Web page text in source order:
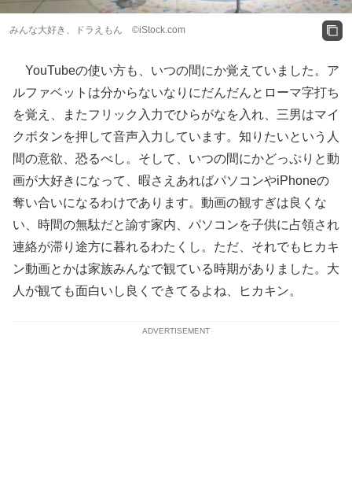
みんな大好き、ドラえもん ©iStock.com
YouTubeの使い方も、いつの間にか覚えていました。ア
ルファベットは分からないなりにだんだんとローマ字打ち
を覚え、またフリック入力でひらがなを入れ、三男はマイ
クボタンを押して音声入力しています。知りたいという人
間の意欲、恐るべし。そして、いつの間にかどっぷりと動
画が大好きになって、暇さえあればパソコンやiPhoneの
奪い合いになるわけであります。動画の観すぎは良くな
い、時間の無駄だと諭す家内、パソコンを子供に占領され
連絡が滞り途方に暮れるわたくし。ただ、それでもヒカキ
ン動画とかは家族みんなで観ている時期がありました。大
人が観ても面白いし良くできてるよね、ヒカキン。
ADVERTISEMENT